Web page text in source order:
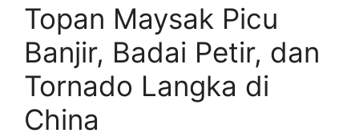
Topan Maysak Picu
Banjir, Badai Petir, dan
Tornado Langka di
China